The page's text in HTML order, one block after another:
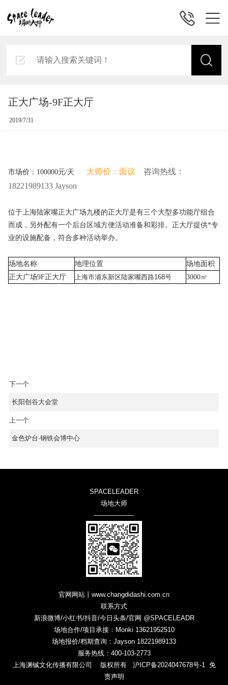
正大广场-9F正大厅
2019/7/31
市场价：100000元/天 大师价：面议 咨询热线：
18221989133 Jayson
位于上海陆家嘴正大广场九楼的正大厅是有三个大型多功能厅组合
而成，另外配有一个后台区域方便活动准备和彩排。正大厅提供*专
业的设施配备，符合多种活动举办。
场地名称 地理位置
场地面积
正大广场9F正大厅
上海市浦东新区陆家嘴西路168号 3000㎡
下一个
长阳创谷大会堂
上一个
金色炉台·钢铁会博中心
SPACELEADER
场地大师
——————
官网网站丨www.changdidashi.com.cn
联系方式
新浪微博/小红书/抖音/今日头条/官网 @SPACELEADR
场地合作/项目承接：Monki 13621952510
场地报价/档期查询：Jayson 18221989133
服务热线：400-103-2773
上海渊铖文化传播有限公司 版权所有 沪ICP备2024047678号-1
免
责声明